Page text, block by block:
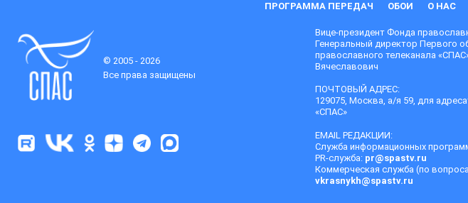
ПРОГРАММА ПЕРЕДАЧ ОБОИ О НАС
© 2005 - 2026
Все права защищены
Вице-президент Фонда
Генеральный директор Первого
православного телеканала
Вячеславович
ПОЧТОВЫЙ АДРЕС:
129075, Москва, а/я 59, для
«СПАС»
EMAIL РЕДАКЦИИ:
Служба информационных
PR-служба: pr@spastv.ru
Коммерческая служба (по
vkrasnykh@spastv.ru